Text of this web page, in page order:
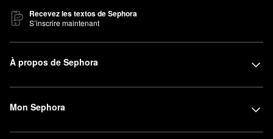
Recevez les textos de Sephora
S’inscrire maintenant
À propos de Sephora
Mon Sephora